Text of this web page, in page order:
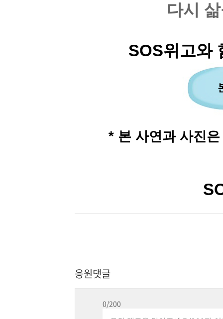
다시
SOS위고와
* 본 사연과 사진은
응원댓글
0/200